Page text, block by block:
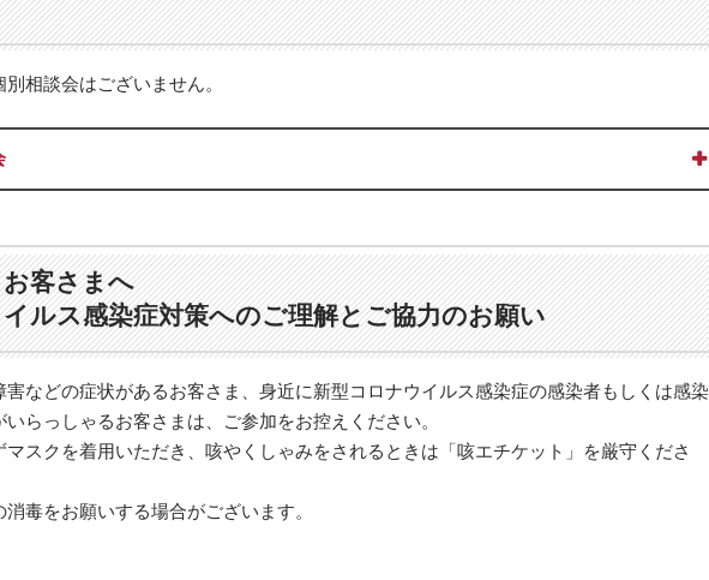
相談会はございません。
客さまへ
ルス感染症対策へのご理解とご協力のお願い
などの症状があるお客さま、身近に新型コロナウイルス感染症の感染者もしくは感染
らっしゃるお客さまは、ご参加をお控えください。
マスクを着用いただき、咳やくしゃみをされるときは「咳エチケット」を厳守くださ
毒をお願いする場合がございます。